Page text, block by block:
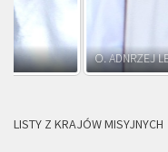
O. ADNRZEJ LEŚNIARA SJ
LISTY Z KRAJÓW MISYJNYCH